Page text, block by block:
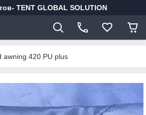
TENT GLOBAL SOLUTION
awning 420 PU plus